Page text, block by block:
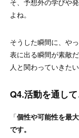
そ、予想外の学びや
よね。
そうした瞬間に、や
表に出る瞬間が素敵
人と関わっていきたい
Q4.活動を通し
「個性や可能性を最
です。